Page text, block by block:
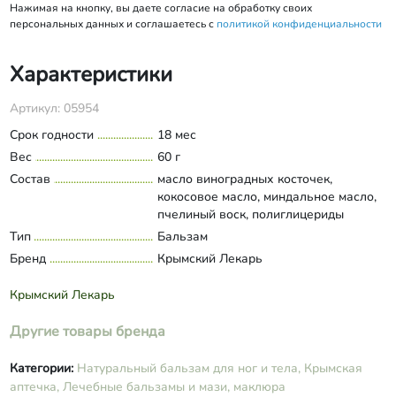
Нажимая на кнопку, вы даете согласие на обработку своих
персональных данных и соглашаетесь с политикой конфиденциальности
Характеристики
Артикул: 05954
Срок годности
18 мес
Вес
60 г
Состав
масло виноградных косточек,
кокосовое масло, миндальное масло,
пчелиный воск, полиглицериды
жирных кислот, эфирное масло
эвкалипта, эфирное масло мяты,
масло жожоба, ментол, камфора,
Развернуть состав
Тип
Бальзам
Бренд
Крымский Лекарь
Крымский Лекарь
Другие товары бренда
Категории: Натуральный бальзам для ног и тела, Крымская
аптечка, Лечебные бальзамы и мази, маклюра